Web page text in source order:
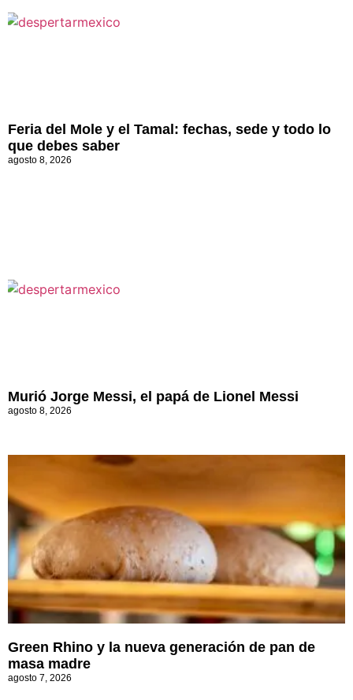
Feria del Mole y el Tamal: fechas, sede y todo lo
que debes saber
agosto 8, 2026
Murió Jorge Messi, el papá de Lionel Messi
agosto 8, 2026
Green Rhino y la nueva generación de pan de
masa madre
agosto 7, 2026